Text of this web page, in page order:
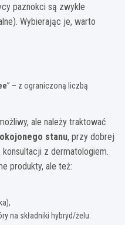
paznokci są zwykle
Wybierając je, warto
” – z ograniczoną liczbą
ale należy traktować
stanu, przy dobrej
z dermatologiem.
produkty, ale też:
na składniki hybryd/żelu.